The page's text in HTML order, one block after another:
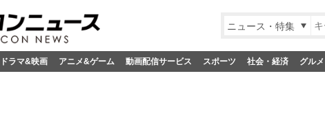
ニュース・特集
ドラマ&映画 アニメ&ゲーム 動画配信サービス スポーツ 社会・経済 グルメ